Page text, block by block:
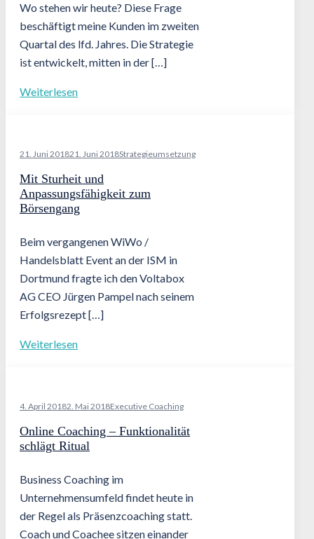
Wo stehen wir heute? Diese Frage
beschäftigt meine Kunden im zweiten
Quartal des lfd. Jahres. Die Strategie
ist entwickelt, mitten in der […]
Weiterlesen
21. Juni 201821. Juni 2018Strategieumsetzung
Mit Sturheit und
Anpassungsfähigkeit zum
Börsengang
Beim vergangenen WiWo /
Handelsblatt Event an der ISM in
Dortmund fragte ich den Voltabox
AG CEO Jürgen Pampel nach seinem
Erfolgsrezept […]
Weiterlesen
4. April 20182. Mai 2018Executive Coaching
Online Coaching – Funktionalität
schlägt Ritual
Business Coaching im
Unternehmensumfeld findet heute in
der Regel als Präsenzcoaching statt.
Coach und Coachee sitzen einander